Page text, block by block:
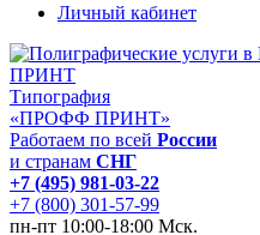
Личный кабинет
Типография
«ПРОФФ ПРИНТ»
Работаем по всей России
и странам СНГ
+7 (495) 981-03-22
+7 (800) 301-57-99
пн-пт 10:00-18:00 Мск.